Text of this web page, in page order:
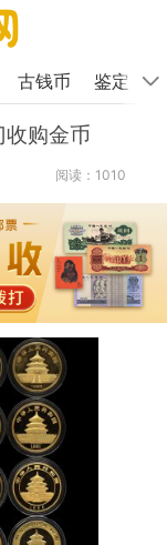
古钱币 鉴定
购金币
阅读：1010